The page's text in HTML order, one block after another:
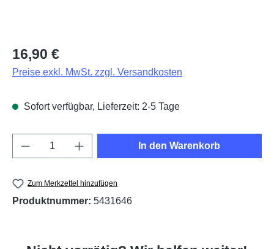
Regulärer Preis:
16,90 €
Preise exkl. MwSt. zzgl. Versandkosten
Sofort verfügbar, Lieferzeit: 2-5 Tage
Produkt Anzahl: Gib den gewünschten
In den Warenkorb
Zum Merkzettel hinzufügen
Produktnummer: 5431646